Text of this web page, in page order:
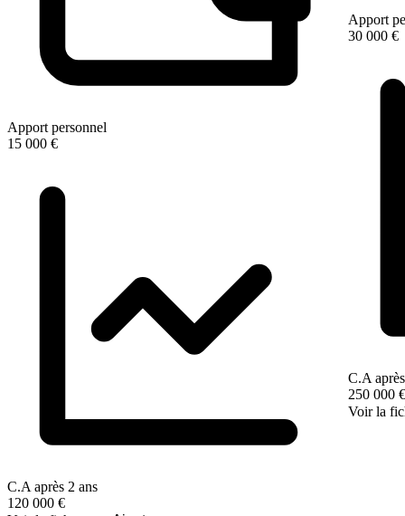
Apport personnel
15 000 €
C.A après 2 ans
120 000 €
Apport
30 000 €
C.A
250 000 €
Voir la